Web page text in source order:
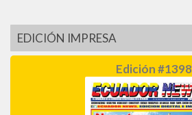
EDICIÓN IMPRESA
Edición #1398